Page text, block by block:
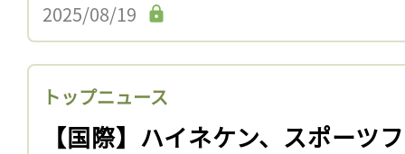
2025/08/19
トップニュース
【国際】ハイネケン、スポーツ